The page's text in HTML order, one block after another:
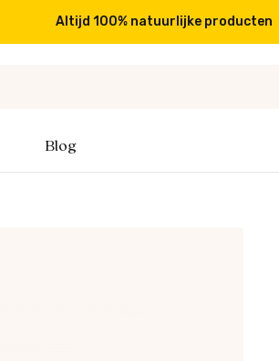
Altijd 100% natuurlijke producten
Blog